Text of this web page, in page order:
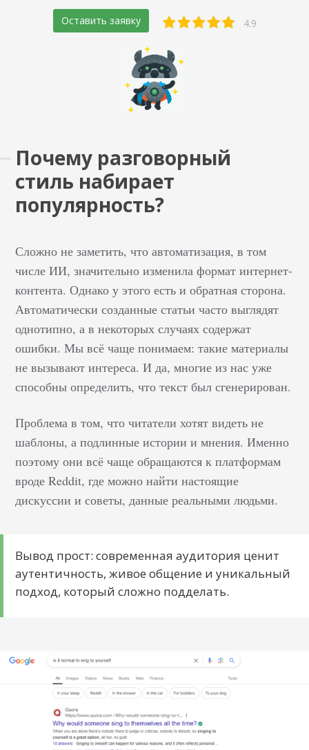
Оставить заявку 4.9
Почему разговорный
стиль набирает
популярность?
Сложно не заметить, что автоматизация, в том
числе ИИ, значительно изменила формат интернет-
контента. Однако у этого есть и обратная сторона.
Автоматически созданные статьи часто выглядят
однотипно, а в некоторых случаях содержат
ошибки. Мы всё чаще понимаем: такие материалы
не вызывают интереса. И да, многие из нас уже
способны определить, что текст был сгенерирован.
Проблема в том, что читатели хотят видеть не
шаблоны, а подлинные истории и мнения. Именно
поэтому они всё чаще обращаются к платформам
вроде Reddit, где можно найти настоящие
дискуссии и советы, данные реальными людьми.
Вывод прост: современная аудитория ценит
аутентичность, живое общение и уникальный
подход, который сложно подделать.